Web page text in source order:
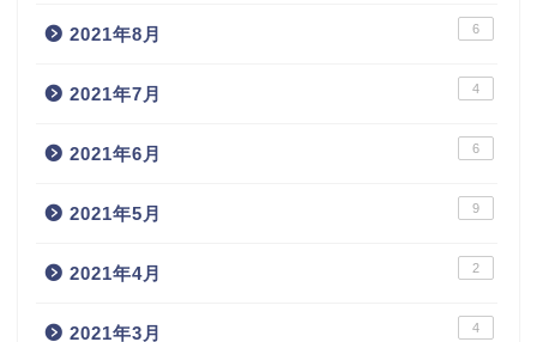
2021年8月 6
2021年7月 4
2021年6月 6
2021年5月 9
2021年4月 2
2021年3月 4